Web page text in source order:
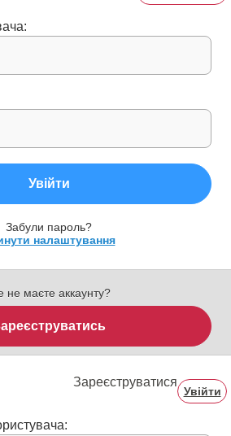
Увійти
Забули пароль?
налаштування
не маєте аккаунту?
Зареєструватися
Увійти